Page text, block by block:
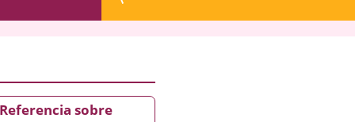
Referencia sobre